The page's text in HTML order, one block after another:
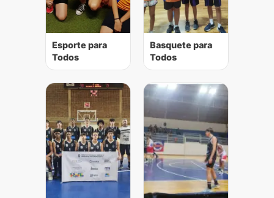
Esporte para
Todos
Basquete para
Todos